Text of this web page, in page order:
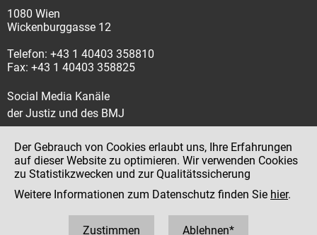
1080 Wien
Wickenburggasse 12
Telefon: +43 1 40403 358810
Fax: +43 1 40403 358825
Social Media Kanäle
der Justiz und des BMJ
Impressum
Datenschutz
Der Gebrauch von Cookies erlaubt uns, Ihre Erfahrungen
auf dieser Website zu optimieren. Wir verwenden Cookies
zu Statistikzwecken und zur Qualitätssicherung
Weitere Informationen zum Datenschutz finden Sie hier.
Zustimmen Ablehnen*